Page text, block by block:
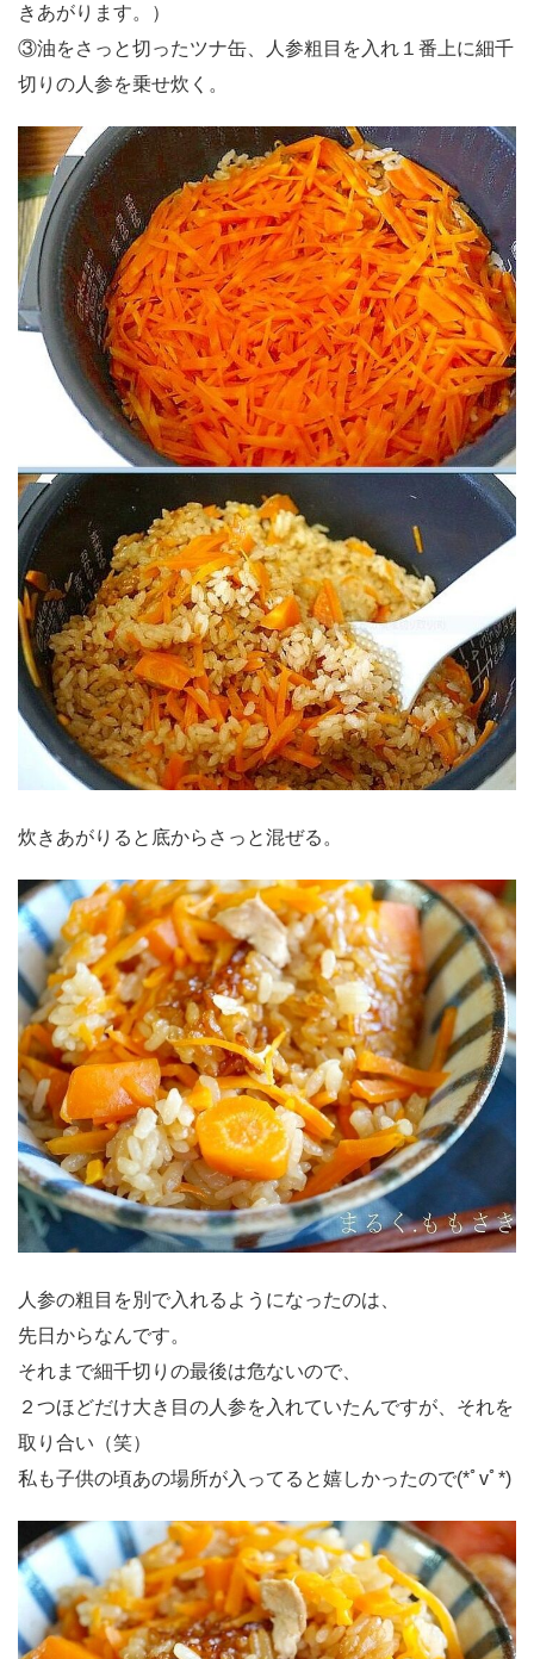
きあがります。）
③油をさっと切ったツナ缶、人参粗目を入れ１番上に細千
切りの人参を乗せ炊く。
炊きあがりると底からさっと混ぜる。
人参の粗目を別で入れるようになったのは、
先日からなんです。
それまで細千切りの最後は危ないので、
２つほどだけ大き目の人参を入れていたんですが、それを
取り合い（笑）
私も子供の頃あの場所が入ってると嬉しかったので(*ﾟvﾟ*)